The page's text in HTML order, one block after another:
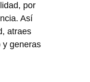
por
Así
atraes
y generas